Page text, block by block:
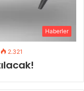
Haberler
2.321